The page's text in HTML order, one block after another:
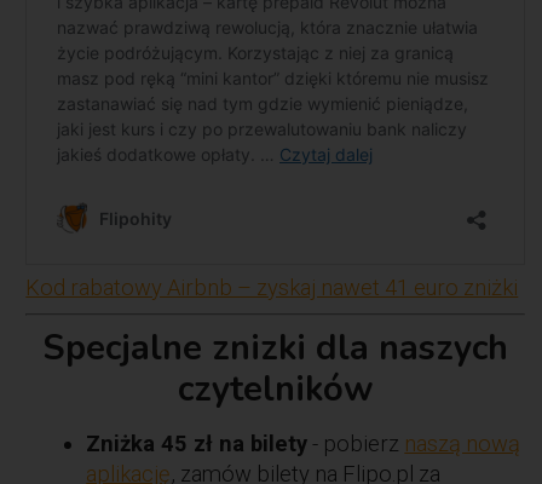
Kod rabatowy Airbnb – zyskaj nawet 41 euro zniżki
Specjalne znizki dla naszych
czytelników
Zniżka 45 zł na bilety - pobierz naszą nową
aplikację, zamów bilety na Flipo.pl za